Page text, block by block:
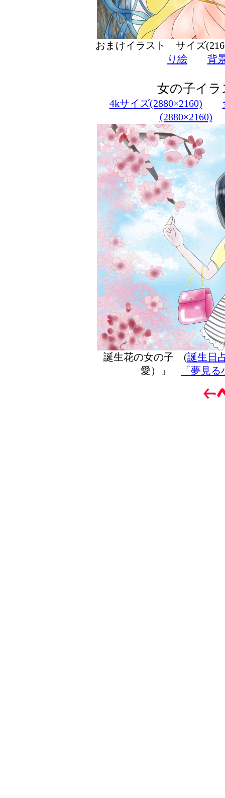
おまけイラスト サイズ
り絵
背
女の子イ
4kサイズ(2880×2160)
(2880×2160)
誕生花の女の子 (誕生日
愛）」
「夢見